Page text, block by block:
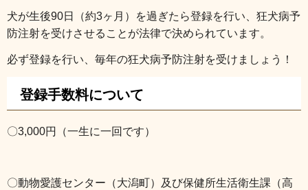
犬が生後90日（約3ヶ月）を過ぎたら登録を行い、狂犬病予
防注射を受けさせることが法律で決められています。
必ず登録を行い、毎年の狂犬病予防注射を受けましょう！
登録手数料について
〇3,000円（一生に一回です）
〇動物愛護センター（大潟町）及び保健所生活衛生課（高